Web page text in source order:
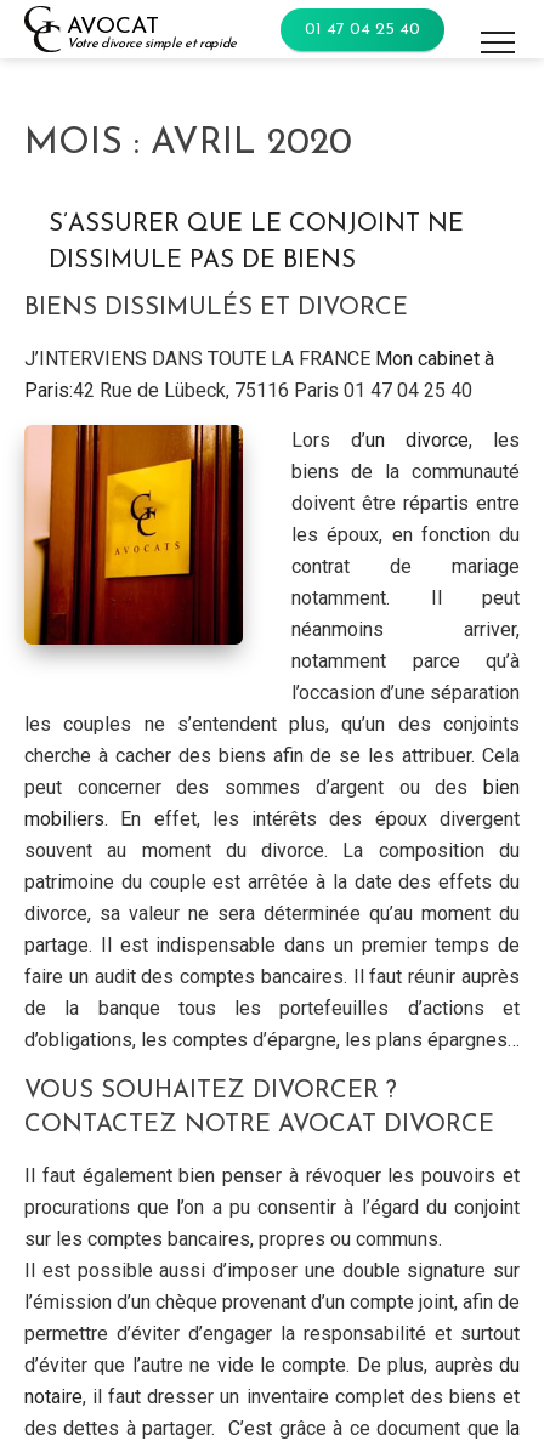
Skip
AVOCAT
Votre divorce simple et rapide
01 47 04 25 40
MOIS : AVRIL 2020
S’ASSURER QUE LE CONJOINT NE
DISSIMULE PAS DE BIENS
BIENS DISSIMULÉS ET DIVORCE
J’INTERVIENS DANS TOUTE LA FRANCE Mon cabinet à
Paris:42 Rue de Lübeck, 75116 Paris 01 47 04 25 40
Lors d’un divorce, les
biens de la communauté
doivent être répartis entre
les époux, en fonction du
contrat de mariage
notamment. Il peut
néanmoins arriver,
notamment parce qu’à
l’occasion d’une séparation
les couples ne s’entendent plus, qu’un des conjoints
cherche à cacher des biens afin de se les attribuer. Cela
peut concerner des sommes d’argent ou des bien
mobiliers. En effet, les intérêts des époux divergent
souvent au moment du divorce. La composition du
patrimoine du couple est arrêtée à la date des effets du
divorce, sa valeur ne sera déterminée qu’au moment du
partage. Il est indispensable dans un premier temps de
faire un audit des comptes bancaires. Il faut réunir auprès
de la banque tous les portefeuilles d’actions et
d’obligations, les comptes d’épargne, les plans épargnes…
VOUS SOUHAITEZ DIVORCER ?
CONTACTEZ NOTRE AVOCAT DIVORCE
Il faut également bien penser à révoquer les pouvoirs et
procurations que l’on a pu consentir à l’égard du conjoint
sur les comptes bancaires, propres ou communs.
Il est possible aussi d’imposer une double signature sur
l’émission d’un chèque provenant d’un compte joint, afin de
permettre d’éviter d’engager la responsabilité et surtout
d’éviter que l’autre ne vide le compte. De plus, auprès du
notaire, il faut dresser un inventaire complet des biens et
des dettes à partager. C’est grâce à ce document que la